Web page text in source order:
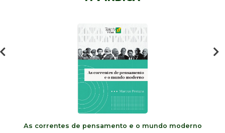
As correntes de pensamento e o mundo moderno